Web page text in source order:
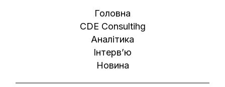
Головна
CDE Consultihg
Аналітика
Інтерв’ю
Новина